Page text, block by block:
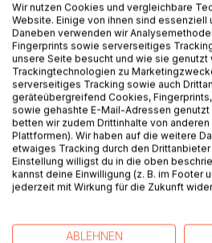
BESCHREIBUNG
So kann es in Hamburg Ottensen
einfällt und alles auf den Kopf
Schmetterlinge, ein fliegender
Krokodile, die im Keller der
Ist das noch Verliebtheit oder
Gelingt es der Erzählerin, Hans für
Und wenn nicht: Wie kann sie sich
befreien?
Schonungslos und aus einer
jeden plötzlich befallen kann -
Wir nutzen Cookies und vergleichbare
Website. Einige von ihnen sind essenziell
Daneben verwenden wir
Fingerprints sowie serverseitiges
unsere Seite besucht und wie sie genutzt
Trackingtechnologien zu
serverseitiges Tracking sowie auch
geräteübergreifend Cookies,
sowie gehashte E-Mail-Adressen
betten wir zudem Drittinhalte von
Plattformen). Wir haben auf die weitere
etwaiges Tracking durch den
Einstellung willigst du in die oben
kannst deine Einwilligung (z. B. im Footer
jederzeit mit Wirkung für die Zukunft
ABLEHNEN